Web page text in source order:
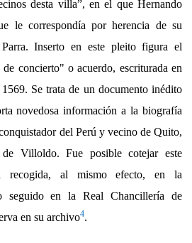
desta villa”, en el que Hernando
le correspondía por herencia de su
Inserto en este pleito figura el
concierto" o acuerdo, escriturada en
Se trata de un documento inédito
novedosa información a la biografía
del Perú y vecino de Quito,
Villoldo. Fue posible cotejar este
recogida, al mismo efecto, en la
seguidoen la Real Chancillería de
en su archivo4.